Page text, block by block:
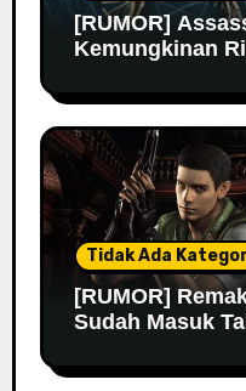
[RUMOR]
Kemungkinan
Tidak Ada
[RUMOR]
Sudah Masuk